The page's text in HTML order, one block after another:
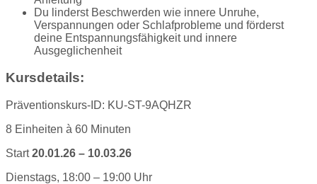
Du linderst Beschwerden wie innere Unruhe,
Verspannungen oder Schlafprobleme und förderst
deine Entspannungsfähigkeit und innere
Ausgeglichenheit
Kursdetails:
Präventionskurs-ID: KU-ST-9AQHZR
8 Einheiten à 60 Minuten
Start20.01.26 – 10.03.26
Dienstags, 18:00 – 19:00 Uhr